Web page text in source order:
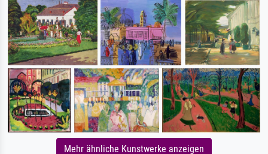
Mehr ähnliche Kunstwerke anzeigen